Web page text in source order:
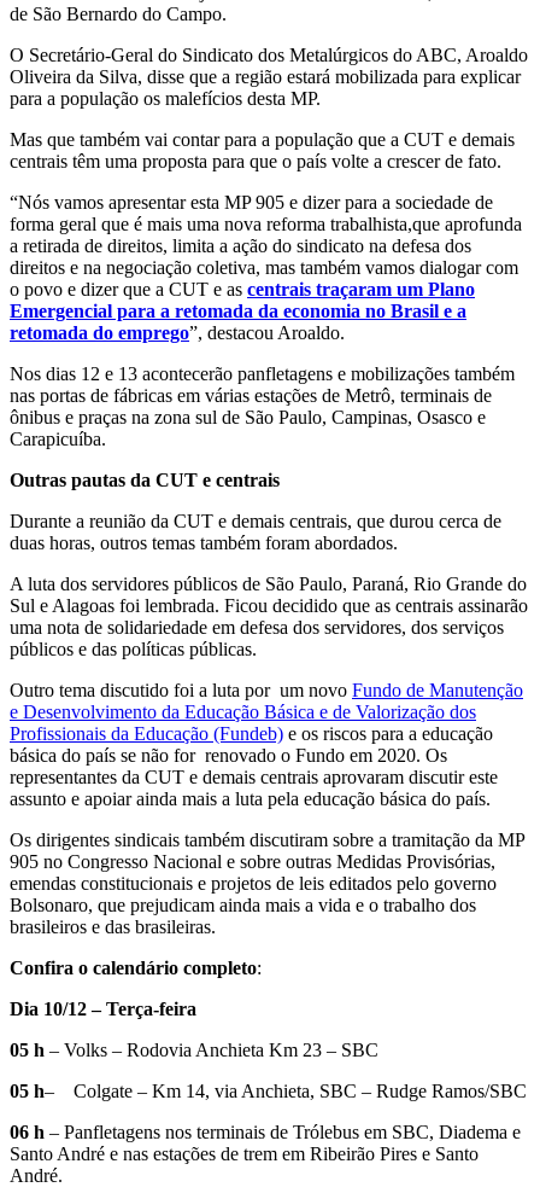
de São Bernardo do Campo.
O Secretário-Geral do Sindicato dos Metalúrgicos do ABC, Aroaldo
Oliveira da Silva, disse que a região estará mobilizada para explicar
para a população os malefícios desta MP.
Mas que também vai contar para a população que a CUT e demais
centrais têm uma proposta para que o país volte a crescer de fato.
“Nós vamos apresentar esta MP 905 e dizer para a sociedade de
forma geral que é mais uma nova reforma trabalhista,que aprofunda
a retirada de direitos, limita a ação do sindicato na defesa dos
direitos e na negociação coletiva, mas também vamos dialogar com
o povo e dizer que a CUT e as centrais traçaram um Plano
Emergencial para a retomada da economia no Brasil e a
retomada do emprego”, destacou Aroaldo.
Nos dias 12 e 13 acontecerão panfletagens e mobilizações também
nas portas de fábricas em várias estações de Metrô, terminais de
ônibus e praças na zona sul de São Paulo, Campinas, Osasco e
Carapicuíba.
Outras pautas da CUT e centrais
Durante a reunião da CUT e demais centrais, que durou cerca de
duas horas, outros temas também foram abordados.
A luta dos servidores públicos de São Paulo, Paraná, Rio Grande do
Sul e Alagoas foi lembrada. Ficou decidido que as centrais assinarão
uma nota de solidariedade em defesa dos servidores, dos serviços
públicos e das políticas públicas.
Outro tema discutido foi a luta por um novo Fundo de Manutenção
e Desenvolvimento da Educação Básica e de Valorização dos
Profissionais da Educação (Fundeb) e os riscos para a educação
básica do país se não for renovado o Fundo em 2020. Os
representantes da CUT e demais centrais aprovaram discutir este
assunto e apoiar ainda mais a luta pela educação básica do país.
Os dirigentes sindicais também discutiram sobre a tramitação da MP
905 no Congresso Nacional e sobre outras Medidas Provisórias,
emendas constitucionais e projetos de leis editados pelo governo
Bolsonaro, que prejudicam ainda mais a vida e o trabalho dos
brasileiros e das brasileiras.
Confira o calendário completo:
Dia 10/12 – Terça-feira
05 h – Volks – Rodovia Anchieta Km 23 – SBC
05 h– Colgate – Km 14, via Anchieta, SBC – Rudge Ramos/SBC
06 h – Panfletagens nos terminais de Trólebus em SBC, Diadema e
Santo André e nas estações de trem em Ribeirão Pires e Santo
André.